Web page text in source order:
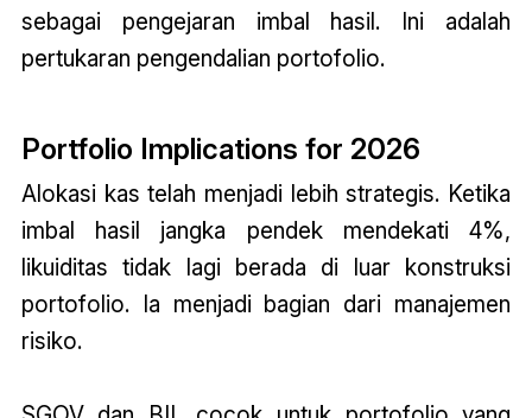
sebagai pengejaran imbal hasil. Ini adalah
pertukaran pengendalian portofolio.
Portfolio Implications for 2026
Alokasi kas telah menjadi lebih strategis. Ketika
imbal hasil jangka pendek mendekati 4%,
likuiditas tidak lagi berada di luar konstruksi
portofolio. Ia menjadi bagian dari manajemen
risiko.